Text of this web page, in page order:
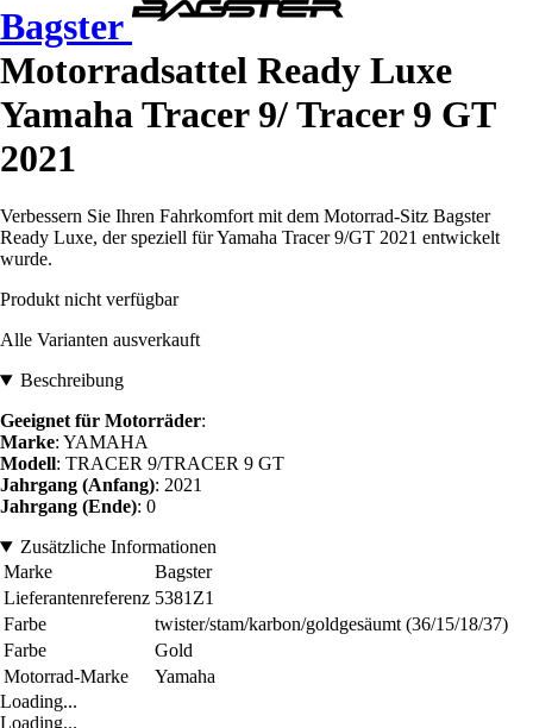
Bagster
Motorradsattel Ready Luxe
Yamaha Tracer 9/ Tracer 9 GT
2021
Verbessern Sie Ihren Fahrkomfort mit dem Motorrad-Sitz Bagster
Ready Luxe, der speziell für Yamaha Tracer 9/GT 2021 entwickelt
wurde.
Produkt nicht verfügbar
Alle Varianten ausverkauft
Beschreibung
Geeignet für Motorräder:
Marke: YAMAHA
Modell: TRACER 9/TRACER 9 GT
Jahrgang (Anfang): 2021
Jahrgang (Ende): 0
Zusätzliche Informationen
Marke
Bagster
Lieferantenreferenz 5381Z1
Farbe
twister/stam/karbon/goldgesäumt (36/15/18/37)
Farbe
Gold
Motorrad-Marke
Yamaha
Loading...
Loading...